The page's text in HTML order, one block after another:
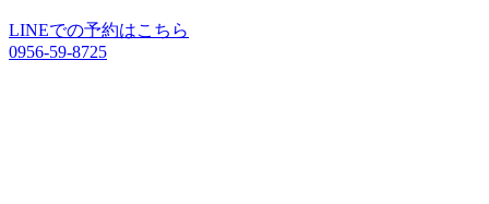
LINEでの予約はこちら
0956-59-8725